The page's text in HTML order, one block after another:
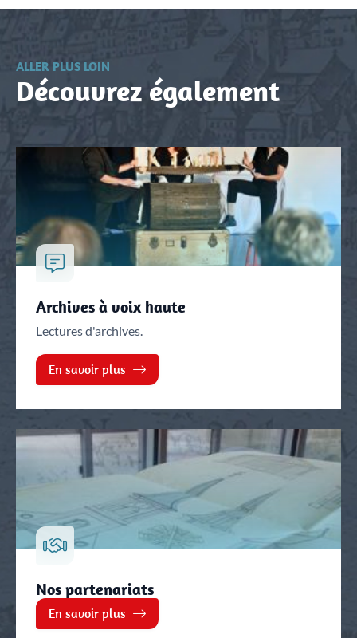
ALLER PLUS LOIN
Découvrez également
Archives à voix haute
Lectures d'archives.
En savoir plus
Nos partenariats
En savoir plus